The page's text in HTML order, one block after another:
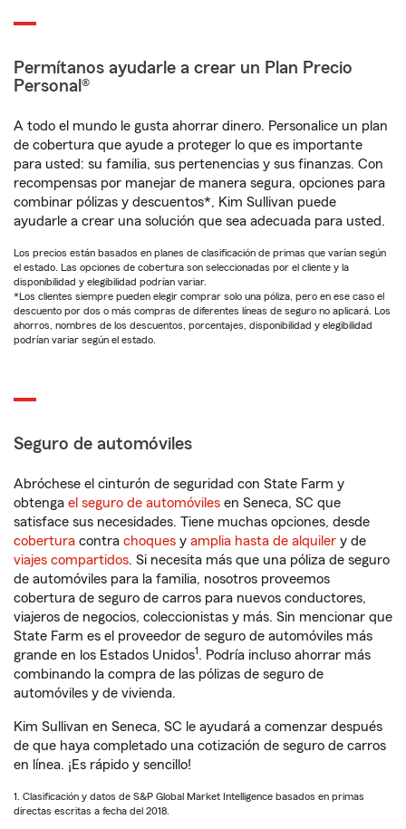
Permítanos ayudarle a crear un Plan Precio
Personal®
A todo el mundo le gusta ahorrar dinero. Personalice un plan
de cobertura que ayude a proteger lo que es importante
para usted: su familia, sus pertenencias y sus finanzas. Con
recompensas por manejar de manera segura, opciones para
combinar pólizas y descuentos*, Kim Sullivan puede
ayudarle a crear una solución que sea adecuada para usted.
Los precios están basados en planes de clasificación de primas que varían según
el estado. Las opciones de cobertura son seleccionadas por el cliente y la
disponibilidad y elegibilidad podrían variar.
*Los clientes siempre pueden elegir comprar solo una póliza, pero en ese caso el
descuento por dos o más compras de diferentes líneas de seguro no aplicará. Los
ahorros, nombres de los descuentos, porcentajes, disponibilidad y elegibilidad
podrían variar según el estado.
Seguro de automóviles
Abróchese el cinturón de seguridad con State Farm y
obtenga el seguro de automóviles en Seneca, SC que
satisface sus necesidades. Tiene muchas opciones, desde
cobertura contra choques y amplia hasta de alquiler y de
viajes compartidos. Si necesita más que una póliza de seguro
de automóviles para la familia, nosotros proveemos
cobertura de seguro de carros para nuevos conductores,
viajeros de negocios, coleccionistas y más. Sin mencionar que
State Farm es el proveedor de seguro de automóviles más
grande en los Estados Unidos1 . Podría incluso ahorrar más
combinando la compra de las pólizas de seguro de
automóviles y de vivienda.
Kim Sullivan en Seneca, SC le ayudará a comenzar después
de que haya completado una cotización de seguro de carros
en línea. ¡Es rápido y sencillo!
1. Clasificación y datos de S&P Global Market Intelligence basados en primas
directas escritas a fecha del 2018.